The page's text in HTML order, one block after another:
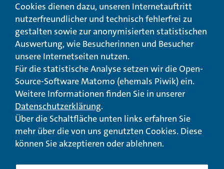
Anregungs- und
Qualitätsmanagement
Barrierefreiheit
© Landeswohlfahrtsverband Hessen 2026
Impressum Seitenübersicht Seite drucken
nach oben
Cookies dienen dazu, unseren Internetauftritt
nutzerfreundlicher und technisch fehlerfrei zu
gestalten sowie zur anonymisierten statistischen
Auswertung, wie Besucherinnen und Besucher
unsere Internetseiten nutzen.
Für die statistische Analyse setzen wir die Open-
Source-Software Matomo (ehemals Piwik) ein.
Weitere Informationen finden Sie in unserer
Datenschutzerklärung.
Über die Schaltfläche unten links erfahren Sie
mehr über die von uns genutzten Cookies. Diese
können Sie akzeptieren oder ablehnen.